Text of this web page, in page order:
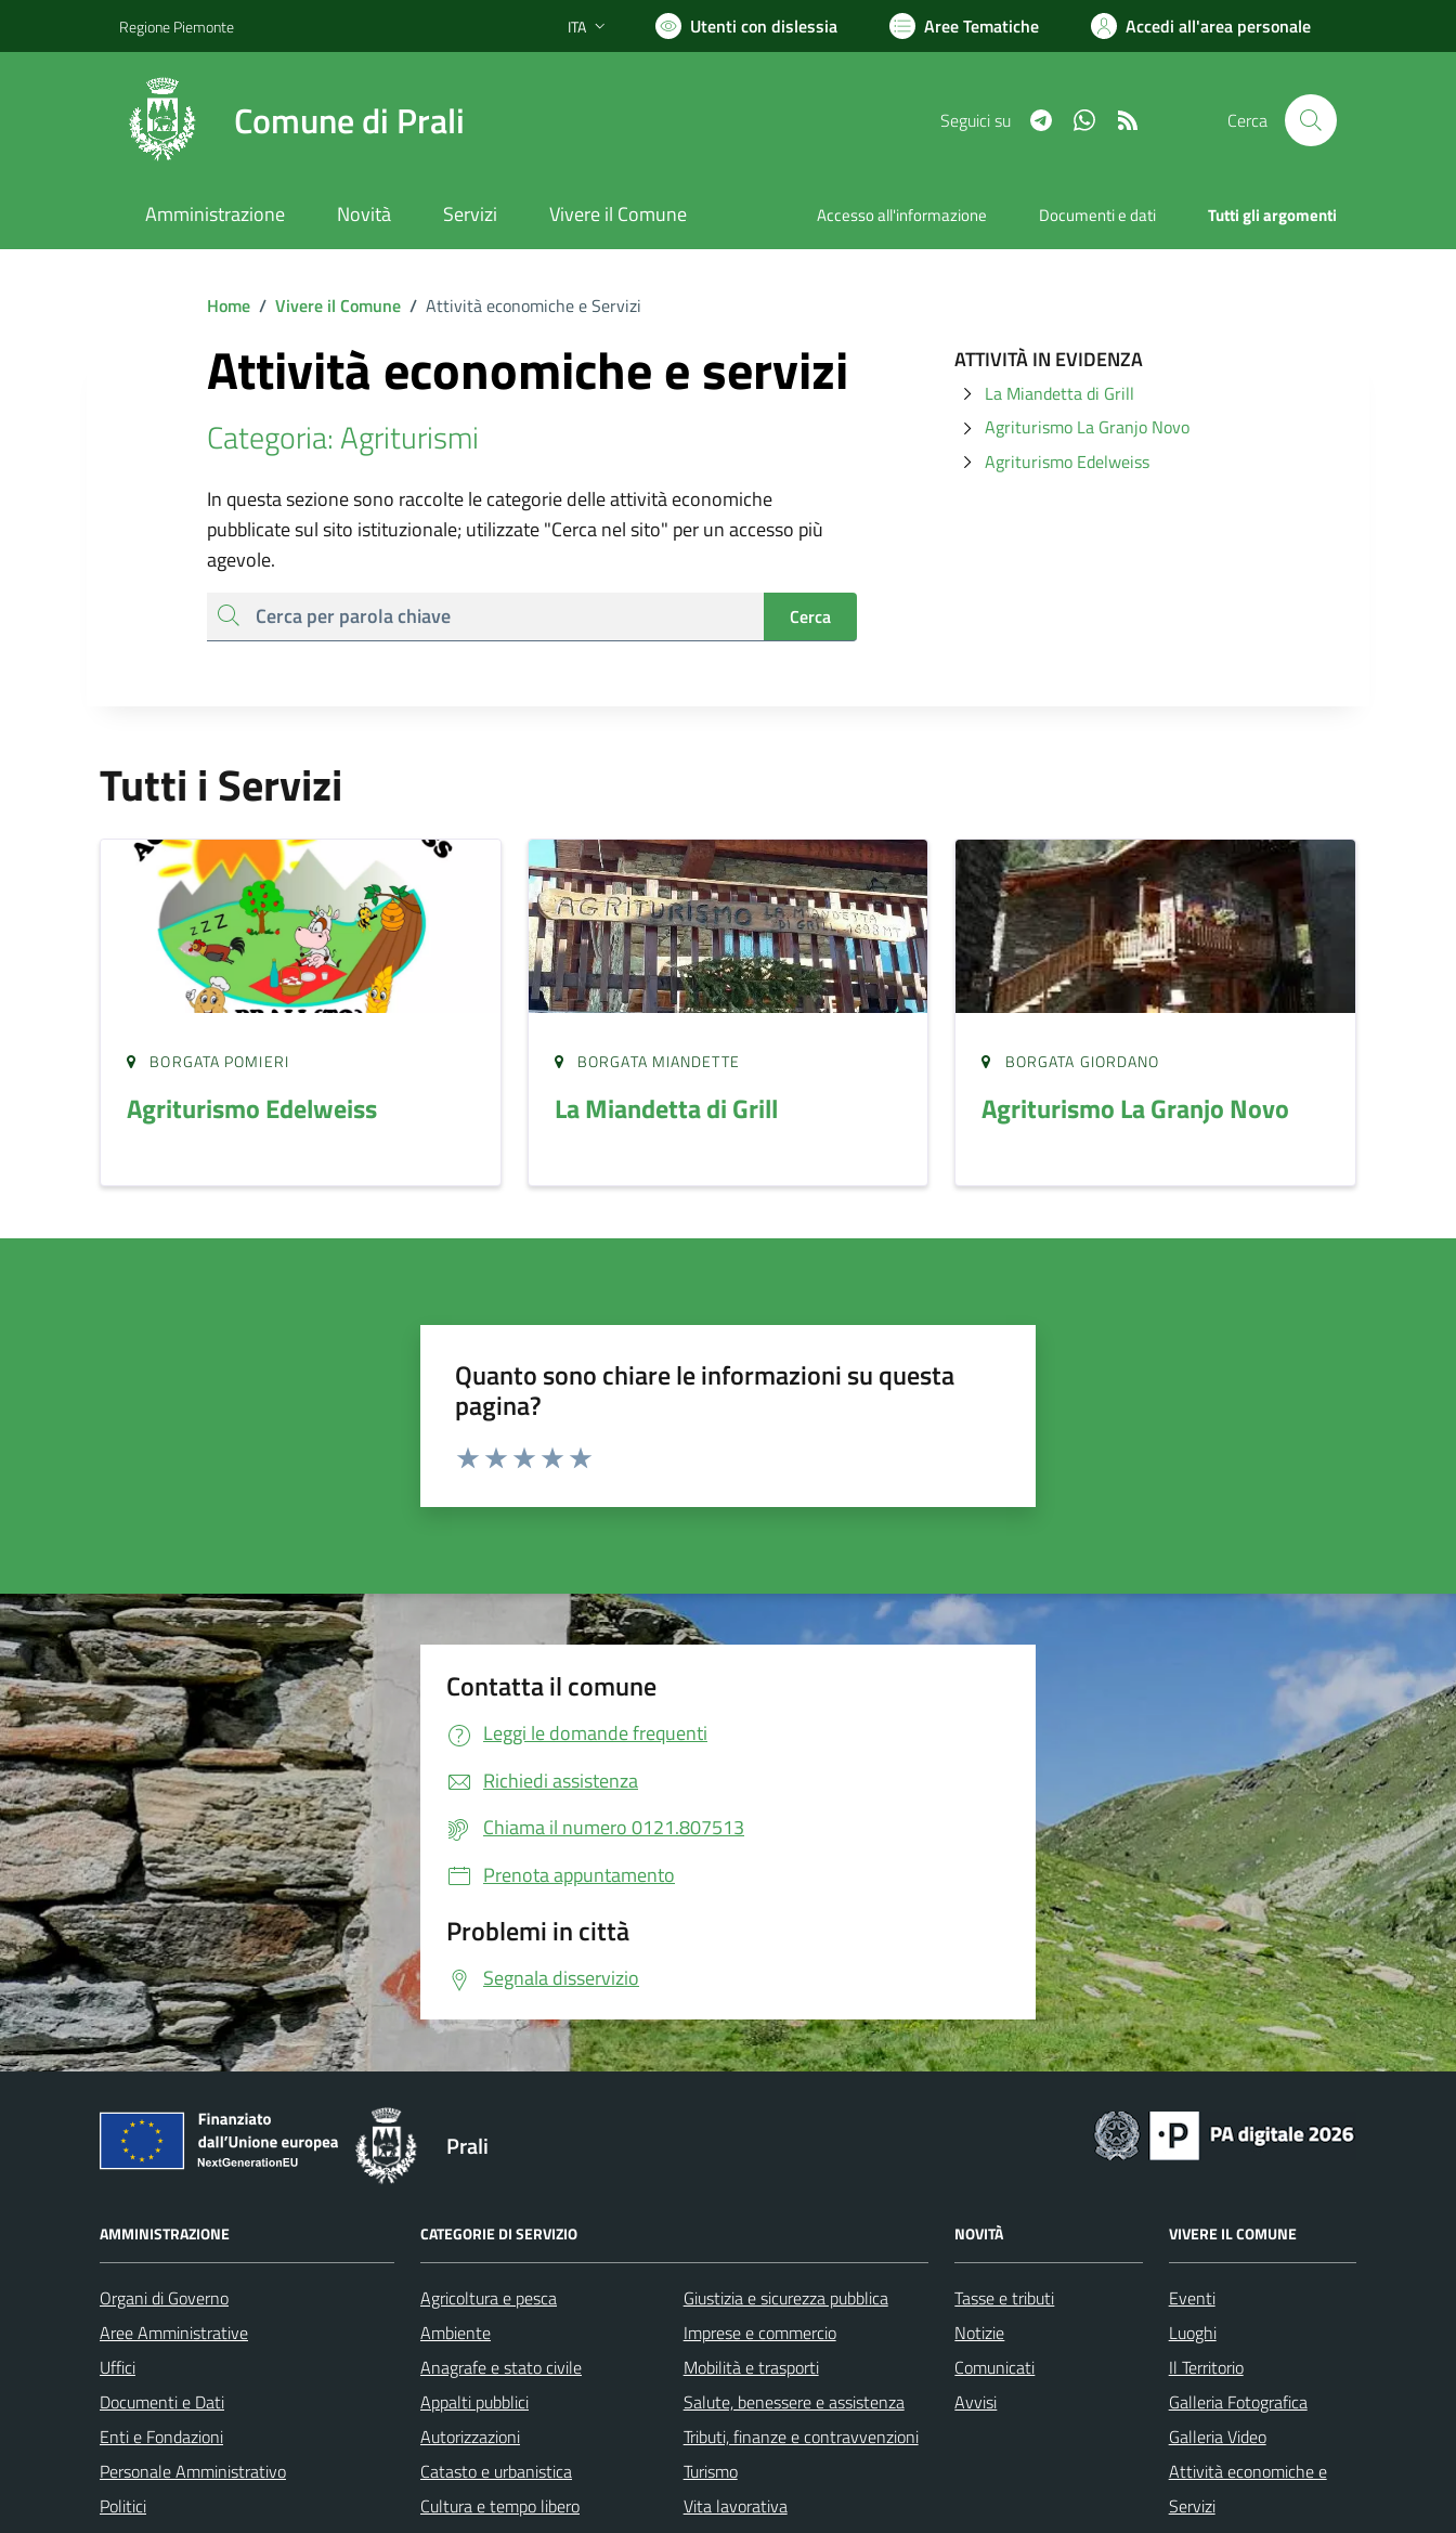
Regione Piemonte Lingua attiva:
ITA Utenti con dislessia Aree Tematiche Accedi all'area personale
Comune di Prali Seguici su TelegramWhatsapp Cerca
Amministrazione Novità Servizi Vivere il Comune Accesso all'informazione Documenti e dati Tutti gli argomenti
Home / Vivere il Comune / Attività economiche e Servizi
Attività economiche e servizi
Categoria: Agriturismi
In questa sezione sono raccolte le categorie delle attività economiche
pubblicate sul sito istituzionale; utilizzate "Cerca nel sito" per un accesso più
agevole.
cerca Cerca
ATTIVITÀ IN EVIDENZA
La Miandetta di Grill
Agriturismo La Granjo Novo
Agriturismo Edelweiss
Tutti i Servizi
BORGATA POMIERI
Agriturismo Edelweiss
BORGATA MIANDETTE
La Miandetta di Grill
BORGATA GIORDANO
Agriturismo La Granjo Novo
Quanto sono chiare le informazioni su questa
pagina?
Valuta da 1 a 5 stelle la pagina
Contatta il comune
Leggi le domande frequenti
Richiedi assistenza
Chiama il numero 0121.807513
Prenota appuntamento
Problemi in città
Segnala disservizio
Prali
AMMINISTRAZIONE
Organi di Governo
Aree Amministrative
Uffici
Documenti e Dati
Enti e Fondazioni
Personale Amministrativo
Politici
CATEGORIE DI SERVIZIO
Agricoltura e pesca
Ambiente
Anagrafe e stato civile
Appalti pubblici
Autorizzazioni
Catasto e urbanistica
Cultura e tempo libero
Giustizia e sicurezza pubblica
Imprese e commercio
Mobilità e trasporti
Salute, benessere e assistenza
Tributi, finanze e contravvenzioni
Turismo
Vita lavorativa
NOVITÀ
Tasse e tributi
Notizie
Comunicati
Avvisi
VIVERE IL COMUNE
Eventi
Luoghi
Il Territorio
Galleria Fotografica
Galleria Video
Attività economiche e
Servizi